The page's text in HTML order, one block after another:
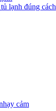
lạnh đúng cách
cảm